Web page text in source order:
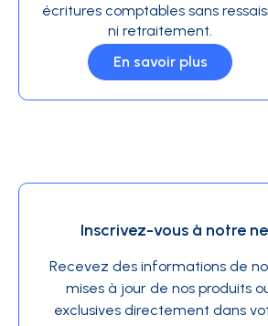
écritures comptables sans
ni retraitement.
En savoir plus
Inscrivez-vous à notre
Recevez des informations de
mises à jour de nos produits
exclusives directement dans